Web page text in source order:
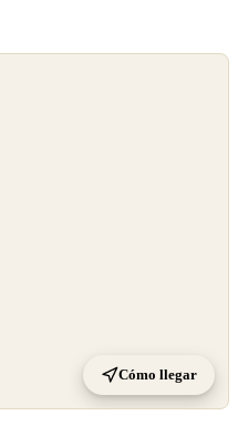
Cómo llegar